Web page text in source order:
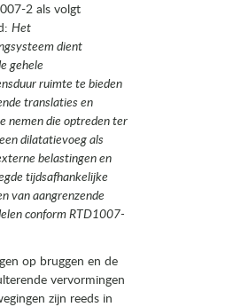
2 als volgt
Het
dient
gehele
ruimte te bieden
translaties en
nemen die optreden ter
dilatatievoeg als
belastingen en
tijdsafhankelijke
van aangrenzende
conform RTD1007-
op bruggen en de
vervormingen
zijn reeds in